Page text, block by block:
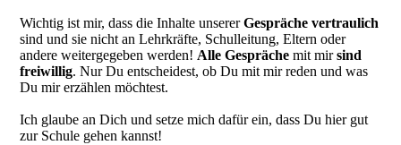
Wichtig ist mir, dass die Inhalte unsererGespräche vertraulich
sind und sie nicht an Lehrkräfte, Schulleitung, Eltern oder
andere weitergegeben werden! Alle Gespräche mit mirsind
freiwillig. Nur Du entscheidest, ob Du mit mir reden und was
Du mir erzählen möchtest.
Ich glaube an Dich und setze mich dafür ein, dass Du hier gut
zur Schule gehen kannst!